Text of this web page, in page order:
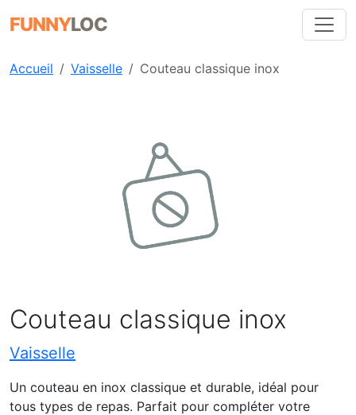
FUNNYLOC
Accueil Vaisselle Couteau classique inox
Couteau classique inox
Vaisselle
Un couteau en inox classique et durable, idéal pour
tous types de repas. Parfait pour compléter votre